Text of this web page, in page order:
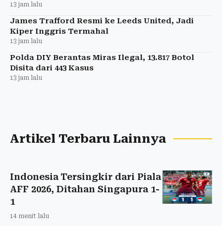
13 jam lalu
James Trafford Resmi ke Leeds United, Jadi
Kiper Inggris Termahal
13 jam lalu
Polda DIY Berantas Miras Ilegal, 13.817 Botol
Disita dari 443 Kasus
13 jam lalu
Artikel Terbaru Lainnya
Indonesia Tersingkir dari Piala
AFF 2026, Ditahan Singapura 1-
1
14 menit lalu